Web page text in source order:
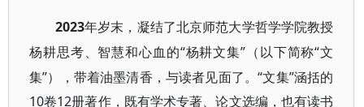
2023年岁末，凝结了北京师范大学哲学学院教授
杨耕思考、智慧和心血的“杨耕文集”（以下简称“文
集”），带着油墨清香，与读者见面了。“文集”涵括的
10卷12册著作，既有学术专著、论文选编，也有读书